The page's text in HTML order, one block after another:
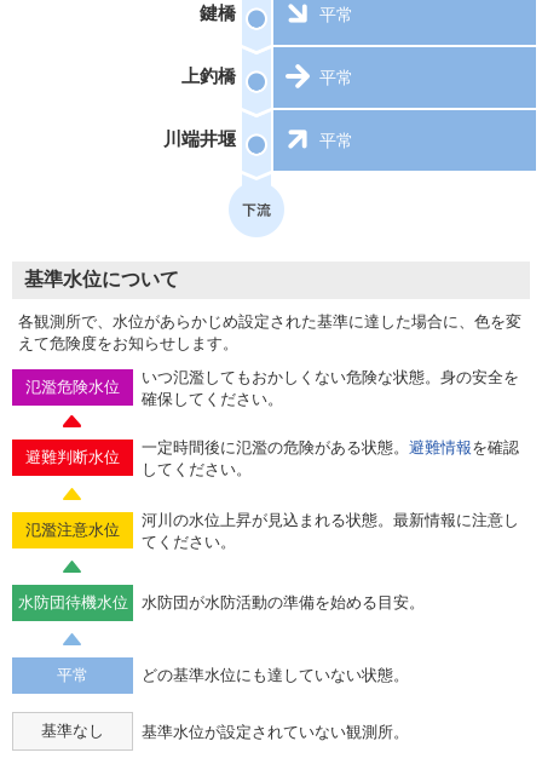
鍵橋 平常
上釣橋 平常
川端井堰 平常
基準水位について
各観測所で、水位があらかじめ設定された基準に達した場合に、色を変
えて危険度をお知らせします。
氾濫危険水位
いつ氾濫してもおかしくない危険な状態。身の安全を
確保してください。
避難判断水位
一定時間後に氾濫の危険がある状態。 避難情報を確認
してください。
氾濫注意水位
河川の水位上昇が見込まれる状態。最新情報に注意し
てください。
水防団待機水位 水防団が水防活動の準備を始める目安。
平常 どの基準水位にも達していない状態。
基準なし 基準水位が設定されていない観測所。